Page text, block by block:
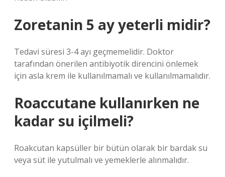
Zoretanin 5 ay yeterli midir?
Tedavi süresi 3-4 ayı geçmemelidir. Doktor
tarafından önerilen antibiyotik direncini önlemek
için asla krem ​​ile kullanılmamalı ve kullanılmamalıdır.
Roaccutane kullanırken ne
kadar su içilmeli?
Roakcutan kapsüller bir bütün olarak bir bardak su
veya süt ile yutulmalı ve yemeklerle alınmalıdır.